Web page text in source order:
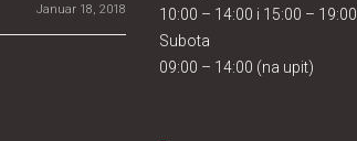
Januar 18, 2018
10:00 – 14:00 i 15:00 – 19:00
Subota
09:00 – 14:00 (na upit)